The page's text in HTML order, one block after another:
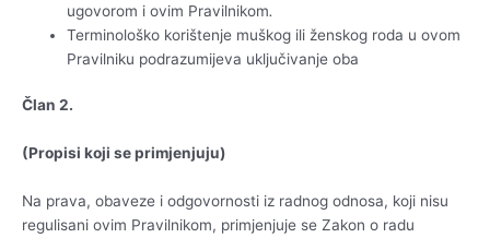
ugovorom i ovim Pravilnikom.
Terminološko korištenje muškog ili ženskog roda u ovom
Pravilniku podrazumijeva uključivanje oba
Član 2.
(Propisi koji se primjenjuju)
Na prava, obaveze i odgovornosti iz radnog odnosa, koji nisu
regulisani ovim Pravilnikom, primjenjuje se Zakon o radu